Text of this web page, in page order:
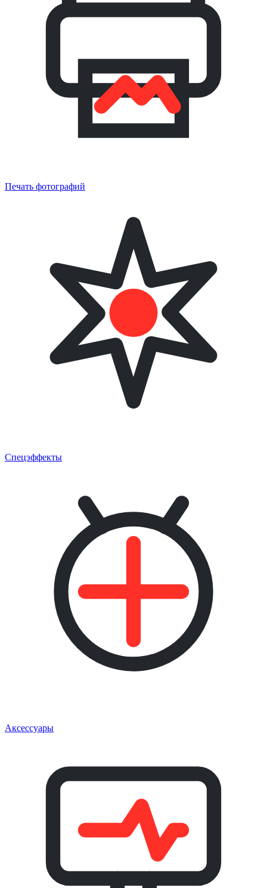
Печать фотографий
Спецэффекты
Аксессуары